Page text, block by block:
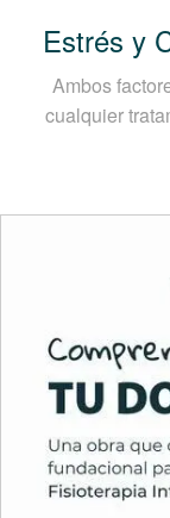
Estrés y
Ambos
cualquier